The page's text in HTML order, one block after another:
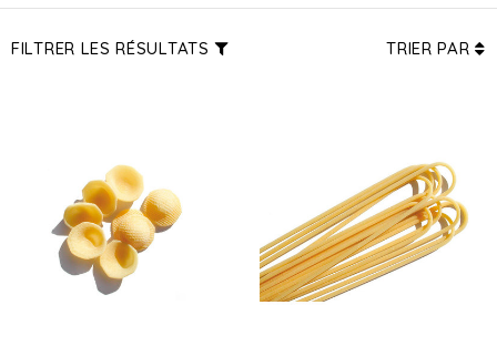
FILTRER LES RÉSULTATS TRIER PAR